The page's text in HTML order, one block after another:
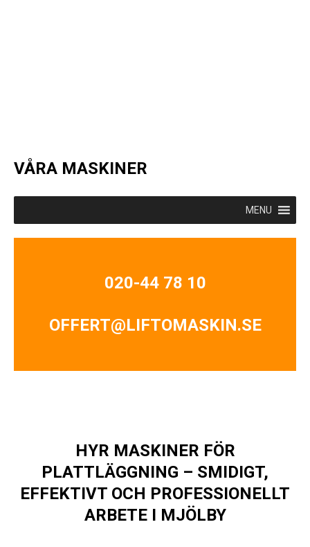
VÅRA MASKINER
MENU
020-44 78 10
OFFERT@LIFTOMASKIN.SE
HYR MASKINER FÖR
PLATTLÄGGNING – SMIDIGT,
EFFEKTIVT OCH PROFESSIONELLT
ARBETE I MJÖLBY